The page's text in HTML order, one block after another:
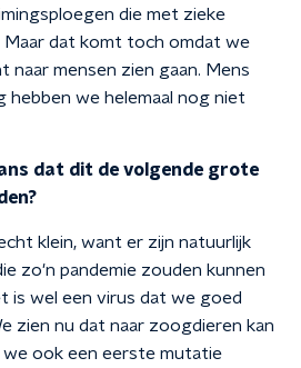
die met zieke
Maar dat komt toch omdat we
naar mensen zien gaan. Mens
we helemaal nog niet
dat dit de volgende grote
klein, want er zijn natuurlijk
zo'n pandemie zouden kunnen
is wel een virus dat we goed
zien nu dat naar zoogdieren kan
ook een eerste mutatie